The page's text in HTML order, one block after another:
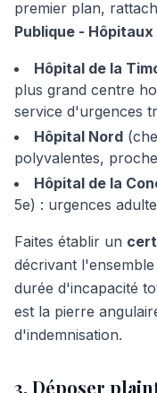
premier plan,
Publique -
Hôpital de la
plus grand centre
service d'urgences
Hôpital Nord
polyvalentes,
Hôpital de la
5e) : urgences
Faites établir un
décrivant
durée d'incapacité
est la pierre
d'indemnisation.
3. Déposer